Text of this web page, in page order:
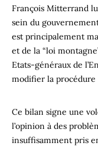
François Mitterrand
sein du
est principalement
et de la “loi
Etats-généraux de
modifier la procédure
Ce bilan signe une
l’opinion à des
insuffisamment pris